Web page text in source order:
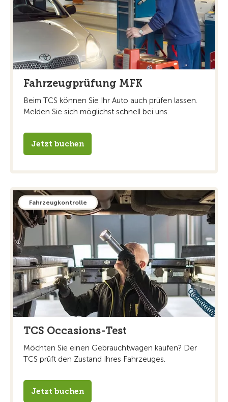
Fahrzeugprüfung MFK
Beim TCS können Sie Ihr Auto auch prüfen lassen.
Melden Sie sich möglichst schnell bei uns.
Jetzt buchen
Fahrzeugkontrolle
TCS Occasions-Test
Möchten Sie einen Gebrauchtwagen kaufen? Der
TCS prüft den Zustand Ihres Fahrzeuges.
Jetzt buchen